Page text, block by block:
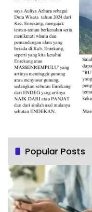
Popular Posts